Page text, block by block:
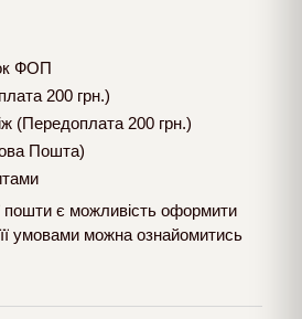
ФОП
200 грн.)
(Передоплата 200 грн.)
Пошта)
пошти є можливість оформити
умовами можна ознайомитись